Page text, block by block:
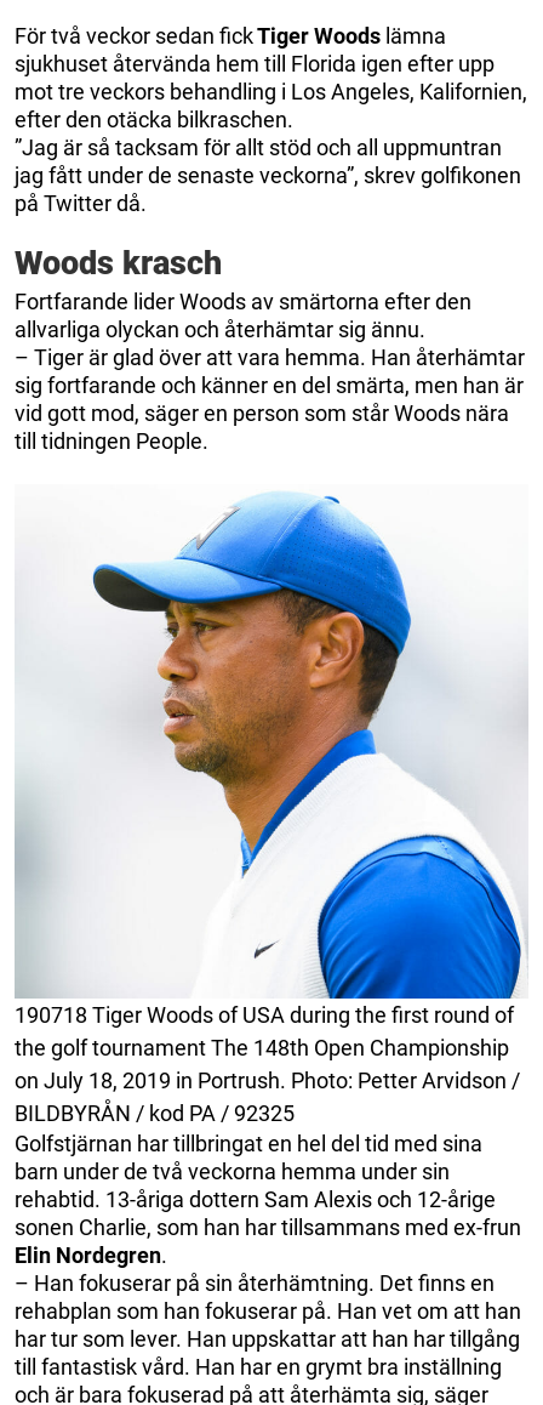
För två veckor sedan fickTiger Woods lämna
sjukhuset återvända hem till Florida igen efter upp
mot tre veckors behandling i Los Angeles, Kalifornien,
efter den otäcka bilkraschen.
”Jag är så tacksam för allt stöd och all uppmuntran
jag fått under de senaste veckorna”, skrev golfikonen
på Twitter då.
Woods krasch
Fortfarande lider Woods av smärtorna efter den
allvarliga olyckan och återhämtar sig ännu.
– Tiger är glad över att vara hemma. Han återhämtar
sig fortfarande och känner en del smärta, men han är
vid gott mod, säger en person som står Woods nära
till tidningen People.
190718 Tiger Woods of USA during the first round of
the golf tournament The 148th Open Championship
on July 18, 2019 in Portrush. Photo: Petter Arvidson /
BILDBYRÅN / kod PA / 92325
Golfstjärnan har tillbringat en hel del tid med sina
barn under de två veckorna hemma under sin
rehabtid. 13-åriga dottern Sam Alexis och 12-årige
sonen Charlie, som han har tillsammans med ex-frun
Elin Nordegren.
– Han fokuserar på sin återhämtning. Det finns en
rehabplan som han fokuserar på. Han vet om att han
har tur som lever. Han uppskattar att han har tillgång
till fantastisk vård. Han har en grymt bra inställning
och är bara fokuserad på att återhämta sig, säger